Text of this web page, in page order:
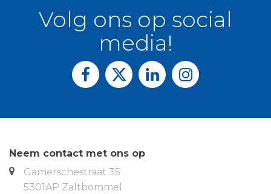
Volg ons op social
media!
Neem contact met ons op
Gamerschestraat 35
5301AP Zaltbommel